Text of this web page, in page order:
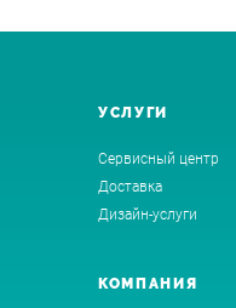
УСЛУГИ
Сервисный центр
Доставка
Дизайн-услуги
КОМПАНИЯ